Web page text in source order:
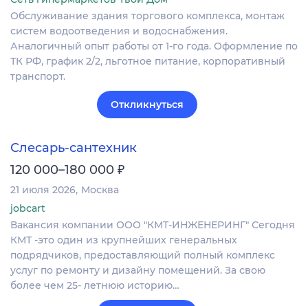
Обслуживание здания торгового комплекса, монтаж
систем водоотведения и водоснабжения.
Аналогичный опыт работы от 1-го года. Оформление по
ТК РФ, график 2/2, льготное питание, корпоративный
транспорт.
Откликнуться
Слесарь-сантехник
120 000–180 000 ₽
21 июля 2026 Москва
jobcart
Вакансия компании ООО "КМТ-ИНЖЕНЕРИНГ" Сегодня
КМТ -это один из крупнейших генеральных
подрядчиков, предоставляющий полный комплекс
услуг по ремонту и дизайну помещений. За свою
более чем 25- летнюю историю…